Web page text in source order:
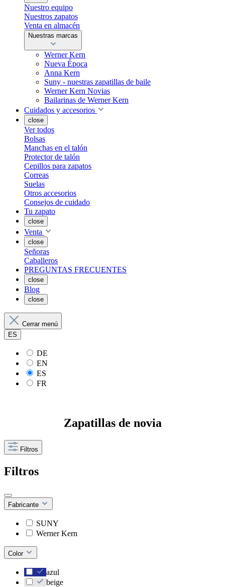
Nuestro equipo
Nuestros zapatos
Venta en almacén
Nuestras marcas
Werner Kern
Nueva Época
Anna Kern
Suny - nuestras zapatillas de baile
Werner Kern Novias
Bailarinas de Werner Kern
Cuidados y accesorios
close
Ver todos
Bolsas
Manchas en el talón
Protector de talón
Cepillos para zapatos
Correas
Suelas
Otros accesorios
Consejos de cuidado
Tu zapato
close
Venta
close
Señoras
Caballeros
PREGUNTAS FRECUENTES
close
Blog
close
Cerrar menú
ES
DE
EN
ES
FR
Zapatillas de novia
Filtros
Filtros
Fabricante
SUNY
Werner Kern
Color
azul
beige